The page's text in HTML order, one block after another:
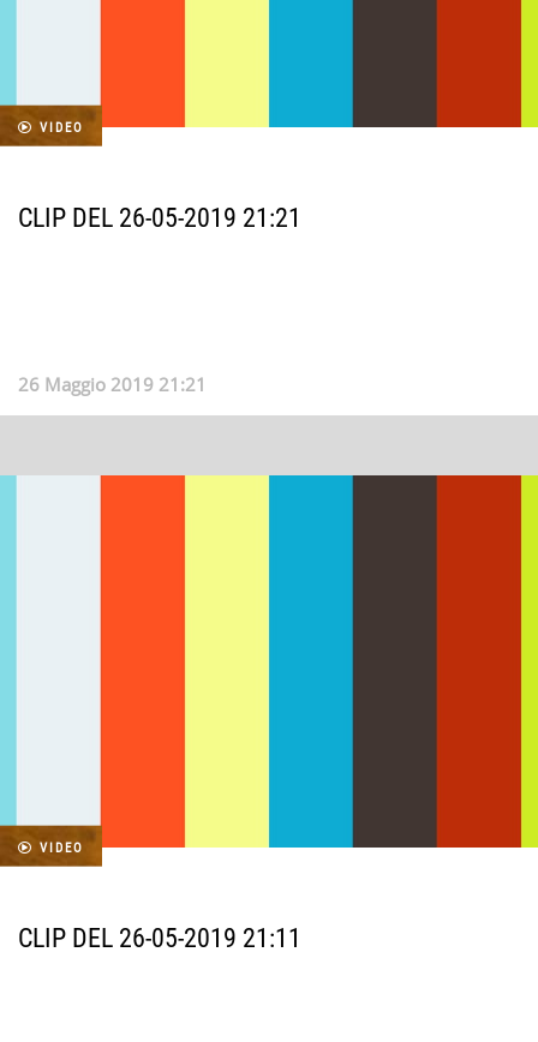
VIDEO
CLIP DEL 26-05-2019 21:21
26 Maggio 2019 21:21
VIDEO
CLIP DEL 26-05-2019 21:11